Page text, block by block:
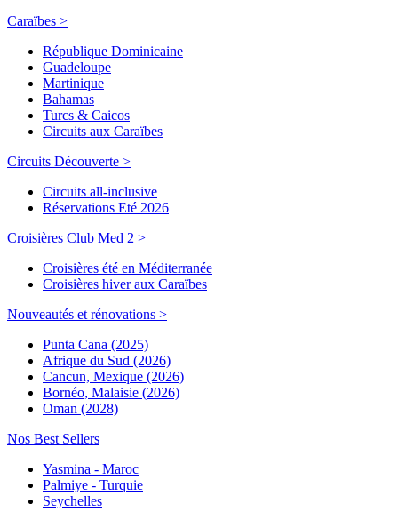
Caraïbes >
République Dominicaine
Guadeloupe
Martinique
Bahamas
Turcs & Caicos
Circuits aux Caraïbes
Circuits Découverte >
Circuits all-inclusive
Réservations Eté 2026
Croisières Club Med 2 >
Croisières été en Méditerranée
Croisières hiver aux Caraïbes
Nouveautés et rénovations >
Punta Cana (2025)
Afrique du Sud (2026)
Cancun, Mexique (2026)
Bornéo, Malaisie (2026)
Oman (2028)
Nos Best Sellers
Yasmina - Maroc
Palmiye - Turquie
Seychelles